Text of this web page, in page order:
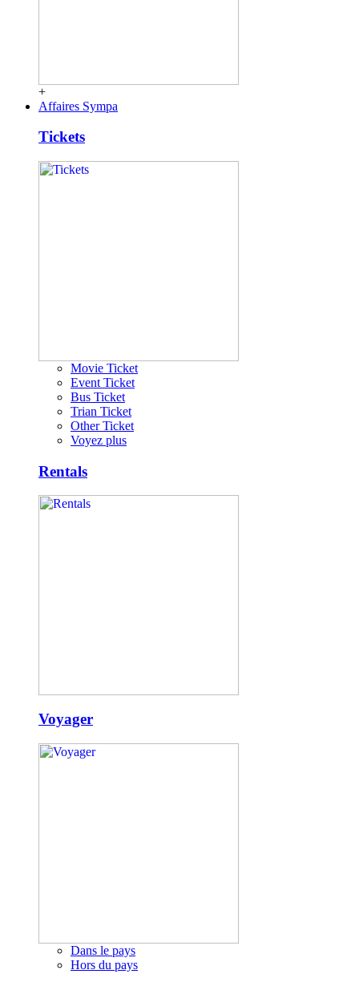
+
Affaires Sympa
Tickets
Movie Ticket
Event Ticket
Bus Ticket
Trian Ticket
Other Ticket
Voyez plus
Rentals
Voyager
Dans le pays
Hors du pays